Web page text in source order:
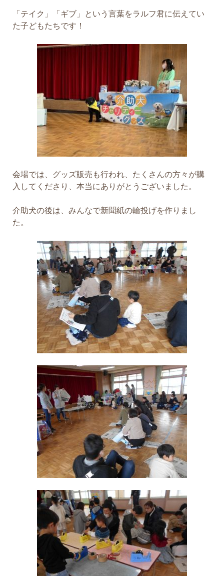
「テイク」「ギブ」という言葉をラルフ君に伝えてい
た子どもたちです！
会場では、グッズ販売も行われ、たくさんの方々が購
入してくださり、本当にありがとうございました。
介助犬の後は、みんなで新聞紙の輪投げを作りまし
た。